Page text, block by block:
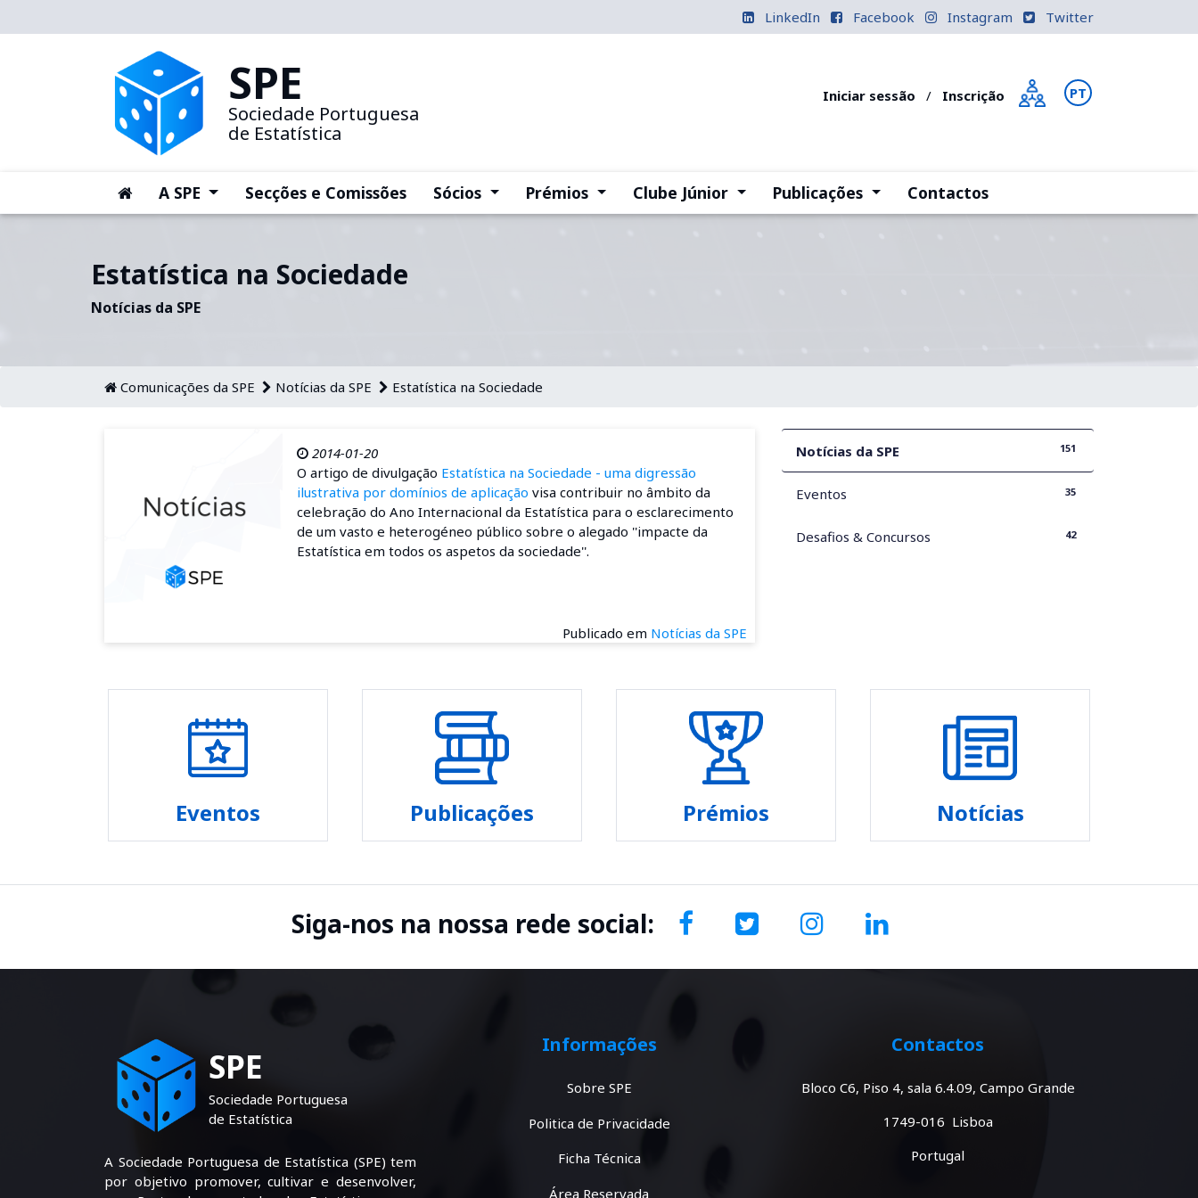
LinkedIn Facebook Instagram Twitter
SPE
Sociedade Portuguesa
de Estatística
Iniciar sessão / Inscrição PT
(current)
A SPE (current)Secções e Comissões Sócios (current)Prémios (current)Clube Júnior (current)Publicações (current)Contactos
Estatística na Sociedade
Notícias da SPE
Comunicações da SPE Notícias da SPE Estatística na Sociedade
Notícias da SPE 151
Eventos 35
Desafios & Concursos 42
2014-01-20
O artigo de divulgação Estatística na Sociedade - uma digressão
ilustrativa por domínios de aplicação visa contribuir no âmbito da
celebração do Ano Internacional da Estatística para o esclarecimento
de um vasto e heterogéneo público sobre o alegado ''impacte da
Estatística em todos os aspetos da sociedade''.
Publicado em Notícias da SPE
Eventos Publicações Prémios Notícias
Siga-nos na nossa rede social:
SPE
Sociedade Portuguesa
de Estatística
A Sociedade Portuguesa de Estatística (SPE) tem
por objetivo promover, cultivar e desenvolver,
Informações
Sobre SPE
Politica de Privacidade
Ficha Técnica
Área Reservada
Contactos
Bloco C6, Piso 4, sala 6.4.09, Campo Grande
1749-016 Lisboa
Portugal